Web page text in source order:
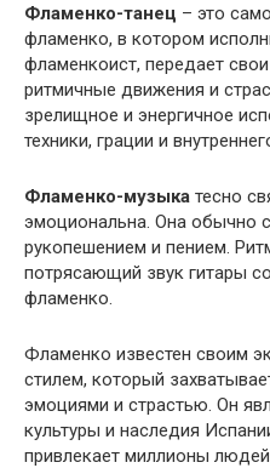
Фламенко-танец – это
фламенко, в котором
фламенкоист, передает
ритмичные движения и
зрелищное и энергичное
техники, грации и
Фламенко-музыка тесно
эмоциональна. Она обычно
рукопешением и пением.
потрясающий звук гитары
фламенко.
Фламенко известен своим
стилем, который
эмоциями и страстью. Он
культуры и наследия
привлекает миллионы